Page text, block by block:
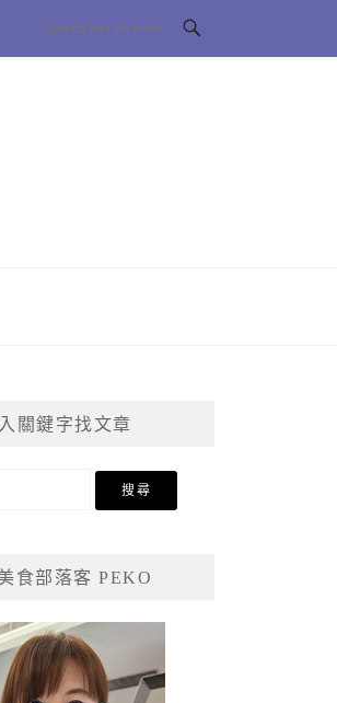
關鍵字找文章
食部落客 PEKO